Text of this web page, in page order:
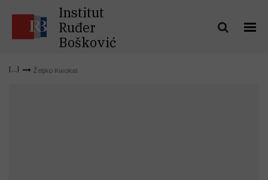
Institut
Ruđer
Bošković
Željko Kwokal